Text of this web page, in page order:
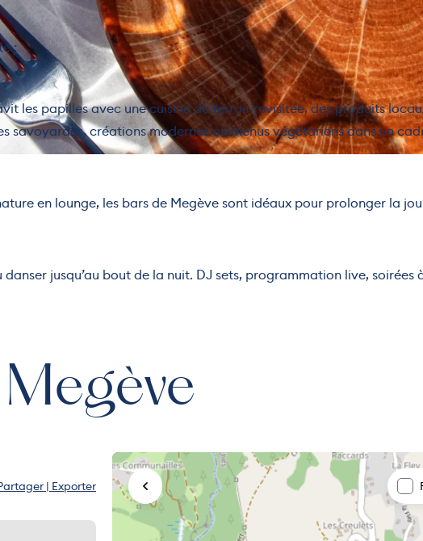
:
les papilles avec une cuisine de terroir revisitée, des produits
créations modernes ou menus végétariens dans un
en lounge, les bars de Megève sont idéaux pour prolonger la
jusqu’au bout de la nuit. DJ sets, programmation live, soirées
Partager | Exporter Agrandir la carte